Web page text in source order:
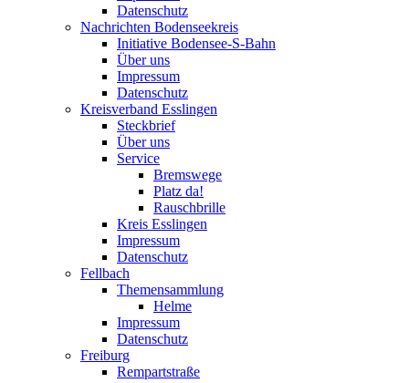
Datenschutz
Nachrichten Bodenseekreis
Initiative Bodensee-S-Bahn
Über uns
Impressum
Datenschutz
Kreisverband Esslingen
Steckbrief
Über uns
Service
Bremswege
Platz da!
Rauschbrille
Kreis Esslingen
Impressum
Datenschutz
Fellbach
Themensammlung
Helme
Impressum
Datenschutz
Freiburg
Rempartstraße